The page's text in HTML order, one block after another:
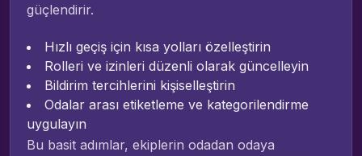
güçlendirir.
Hızlı geçiş için kısa yolları özelleştirin
Rolleri ve izinleri düzenli olarak güncelleyin
Bildirim tercihlerini kişiselleştirin
Odalar arası etiketleme ve kategorilendirme
uygulayın
Bu basit adımlar, ekiplerin odadan odaya